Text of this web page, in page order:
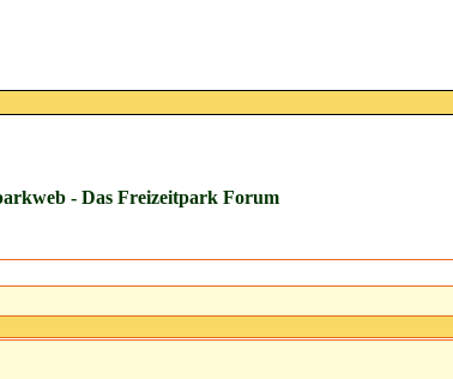
- Das Freizeitpark Forum